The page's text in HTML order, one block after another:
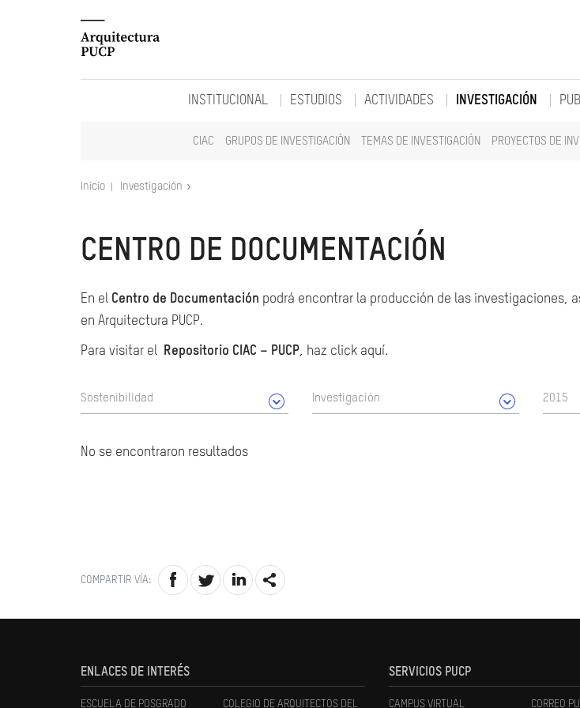
INSTITUCIONAL ESTUDIOS ACTIVIDADES INVESTIGACIÓN
CIAC GRUPOS DE INVESTIGACIÓN TEMAS DE INVESTIGACIÓN PROYECTOS DE
Inicio Investigación
CENTRO DE DOCUMENTACIÓN
En el Centro de Documentación podrá encontrar la producción de las investigaciones,
en Arquitectura PUCP.
Para visitar el Repositorio CIAC – PUCP, haz click aquí.
Sostenibilidad Investigación 2015
No se encontraron resultados
COMPARTIR VÍA:
ENLACES DE INTERÉS
ESCUELA DE POSGRADO COLEGIO DE ARQUITECTOS DEL
SERVICIOS PUCP
CAMPUS VIRTUAL CORREO